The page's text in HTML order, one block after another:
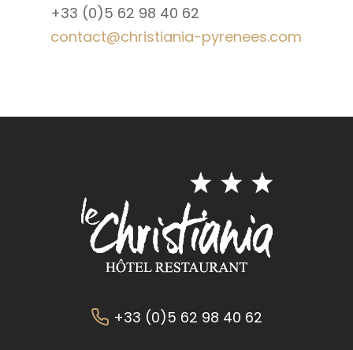
+33 (0)5 62 98 40 62
contact@christiania-pyrenees.com
+33 (0)5 62 98 40 62